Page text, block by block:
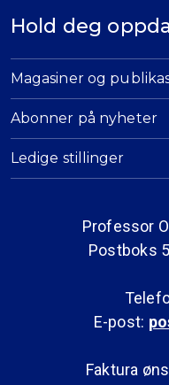
Hold deg
Magasiner og
Abonner på nyheter
Ledige stillinger
Professor
Postboks
E-post:
Faktura